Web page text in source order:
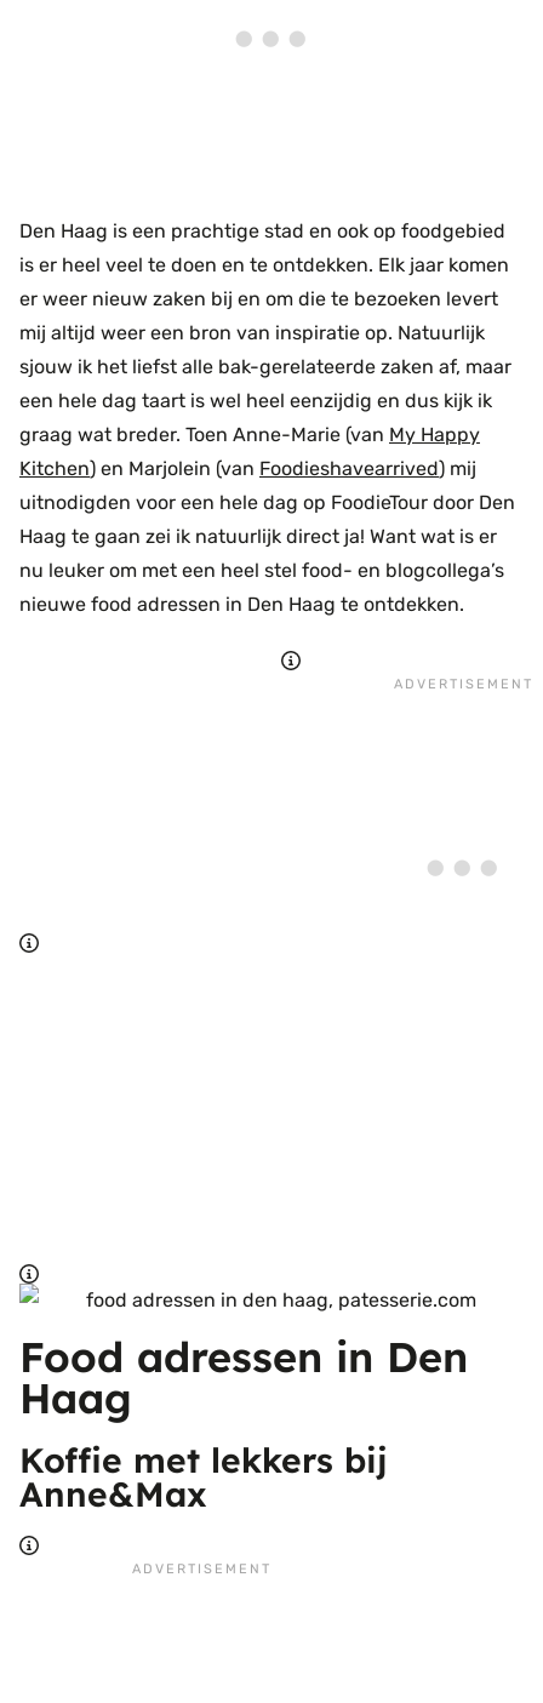
Den Haag is een prachtige stad en ook op foodgebied
is er heel veel te doen en te ontdekken. Elk jaar komen
er weer nieuw zaken bij en om die te bezoeken levert
mij altijd weer een bron van inspiratie op. Natuurlijk
sjouw ik het liefst alle bak-gerelateerde zaken af, maar
een hele dag taart is wel heel eenzijdig en dus kijk ik
graag wat breder. Toen Anne-Marie (van My Happy
Kitchen) en Marjolein (van Foodieshavearrived) mij
uitnodigden voor een hele dag op FoodieTour door Den
Haag te gaan zei ik natuurlijk direct ja! Want wat is er
nu leuker om met een heel stel food- en blogcollega’s
nieuwe food adressen in Den Haag te ontdekken.
Food adressen in Den
Haag
Koffie met lekkers bij
Anne&Max